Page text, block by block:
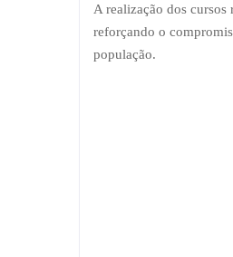
A realização dos
reforçando o
população.